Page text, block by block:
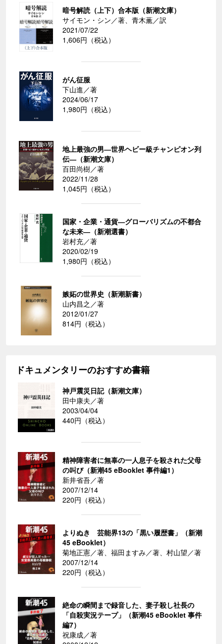
暗号解読（上下）合本版（新潮文庫）
サイモン・シン／著、青木薫／訳
2021/07/22
1,606円（税込）
がん征服
下山進／著
2024/06/17
1,980円（税込）
地上最強の男―世界ヘビー級チャンピオン列
伝―（新潮文庫）
百田尚樹／著
2022/11/28
1,045円（税込）
国家・企業・通貨―グローバリズムの不都合
な未来―（新潮選書）
岩村充／著
2020/02/19
1,980円（税込）
嫉妬の世界史（新潮新書）
山内昌之／著
2012/01/27
814円（税込）
ドキュメンタリーのおすすめ書籍
神戸震災日記（新潮文庫）
田中康夫／著
2003/04/04
440円（税込）
精神障害者に無辜の一人息子を殺された父母
の叫び（新潮45 eBooklet 事件編1）
新井省吾／著
2007/12/14
220円（税込）
よりぬき 芸能界13の「黒い履歴書」（新潮
45 eBooklet）
菊地正憲／著、福田ますみ／著、村山望／著
2007/12/14
220円（税込）
絶命の瞬間まで録音した、妻子殺し社長の
「自殺実況テープ」（新潮45 eBooklet 事件
編7）
祝康成／著